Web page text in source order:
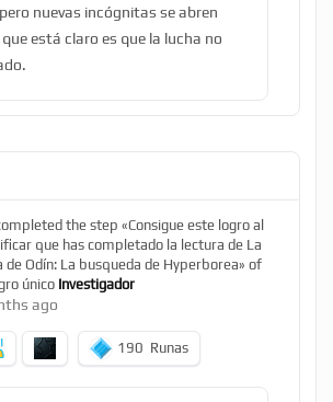
nuevas incógnitas se abren
está claro es que la lucha no
the step «Consigue este logro al
que has completado la lectura de La
de Odín: La busqueda de Hyperborea» of
único Investigador
ago
190 Runas